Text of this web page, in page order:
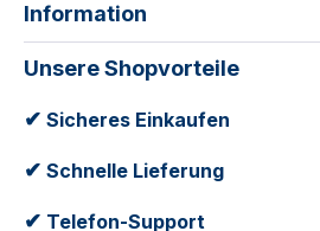
Information
Unsere Shopvorteile
✔ Sicheres Einkaufen
✔ Schnelle Lieferung
✔ Telefon-Support